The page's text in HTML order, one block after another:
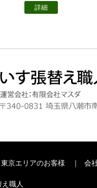
詳細
東京エリアのお客様 会
職人